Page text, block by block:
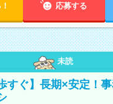
応募する
未読
すぐ】長期×安定！